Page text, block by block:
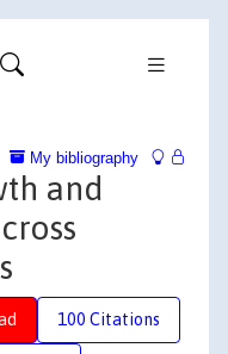
My bibliography
and
100 Citations